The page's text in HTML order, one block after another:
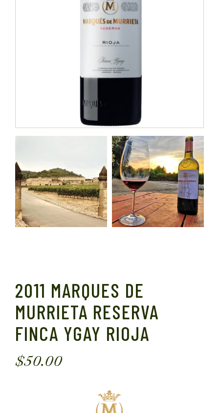
2011 MARQUES DE
MURRIETA RESERVA
FINCA YGAY RIOJA
$50.00